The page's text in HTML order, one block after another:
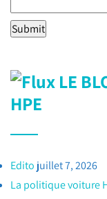
LE
HPE
Edito juillet 7, 2026
La politique voiture